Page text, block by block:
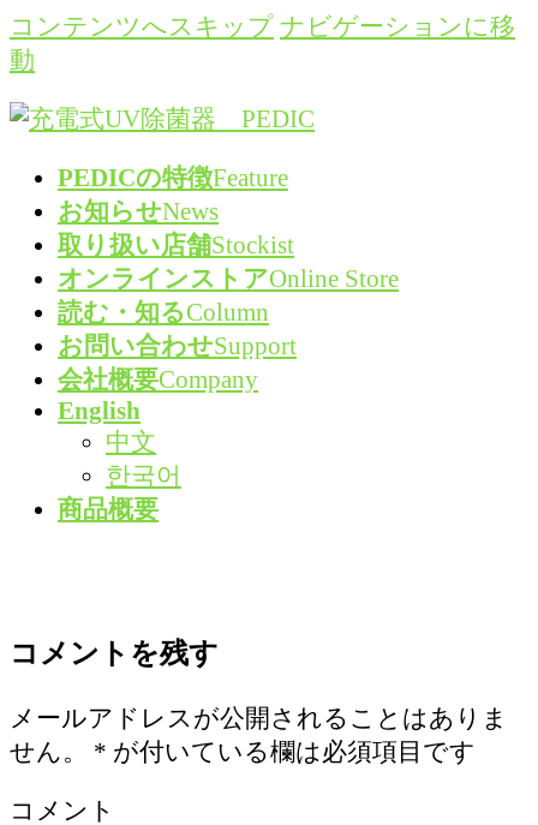
コンテンツへスキップ ナビゲーションに移
動
PEDICの特徴Feature
お知らせNews
取り扱い店舗Stockist
オンラインストアOnline Store
読む・知るColumn
お問い合わせSupport
会社概要Company
English
中文
한국어
商品概要
コメントを残す
メールアドレスが公開されることはありま
せん。
* が付いている欄は必須項目です
コメント